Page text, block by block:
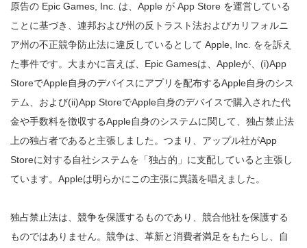
原告の Epic Games, Inc. は、Apple が App Store を運営している
ことに基づき、連邦および州の反トラスト法およびカリフォルニ
ア州の不正競争防止法に違反しているとして Apple, Inc. をを訴え
た事件です。大まかに言えば、Epic Gamesは、Appleが、(i)App
StoreでApple自身のデバイスにアプリを配布するApple自身のシス
テム、および(ii)App StoreでApple自身のデバイスで購入された代
金や手数料を徴収するApple自身のシステムに関して、独占禁止法
上の独占者であると主張しました。つまり、アップル社がApp
Storeに対する自社システムを「独占的」に支配していると主張し
ています。Appleは明らかにこの主張に異議を唱えました。
独占禁止法は、競争を保護するものであり、競合他社を保護する
ものではありません。競争は、革新と消費者満足をもたらし、自